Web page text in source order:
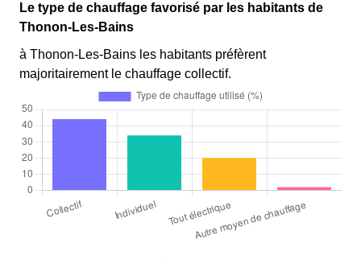
Le type de chauffage favorisé par les habitants de
Thonon-Les-Bains
à Thonon-Les-Bains les habitants préfèrent
majoritairement le chauffage collectif.